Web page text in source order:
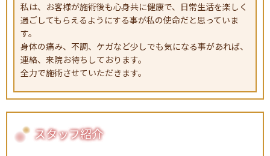
資格について
私は、お客様が施術後も心身共に健康で、日常生活を楽しく
過ごしてもらえるようにする事が私の使命だと思っていま
す。
身体の痛み、不調、ケガなど少しでも気になる事があれば、
連絡、来院お待ちしております。
全力で施術させていただきます。
スタッフ紹介